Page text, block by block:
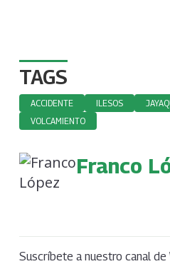
TAGS
ACCIDENTE ILESOS
VOLCAMIENTO
Franco
Suscríbete a nuestro canal de